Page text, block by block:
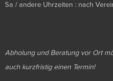
Sa / andere Uhrzeiten : nach
Abholung und Beratung vor Ort
auch kurzfristig einen Termin!